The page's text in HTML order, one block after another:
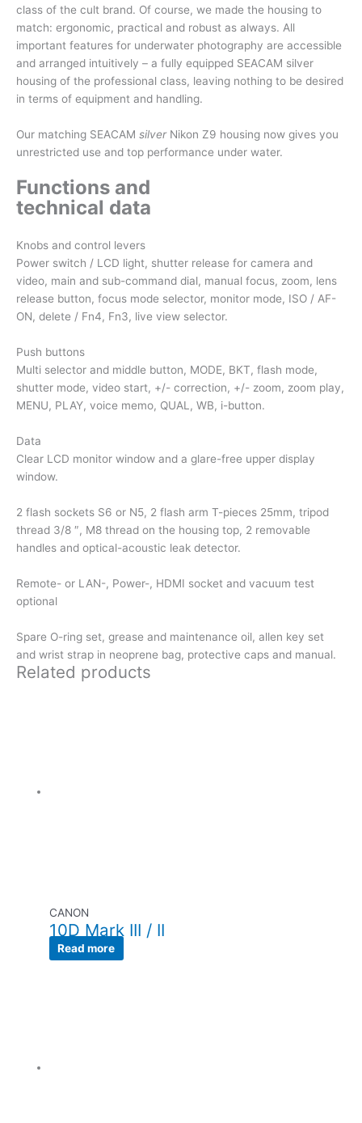
class of the cult brand. Of course, we made the housing to
match: ergonomic, practical and robust as always. All
important features for underwater photography are accessible
and arranged intuitively – a fully equipped SEACAM silver
housing of the professional class, leaving nothing to be desired
in terms of equipment and handling.
Our matching SEACAM silverNikon Z9 housing now gives you
unrestricted use and top performance under water.
Functions and
technical data
Knobs and control levers
Power switch / LCD light, shutter release for camera and
video, main and sub-command dial, manual focus, zoom, lens
release button, focus mode selector, monitor mode, ISO / AF-
ON, delete / Fn4, Fn3, live view selector.
Push buttons
Multi selector and middle button, MODE, BKT, flash mode,
shutter mode, video start, +/- correction, +/- zoom, zoom play,
MENU, PLAY, voice memo, QUAL, WB, i-button.
Data
Clear LCD monitor window and a glare-free upper display
window.
2 flash sockets S6 or N5, 2 flash arm T-pieces 25mm, tripod
thread 3/8 ″, M8 thread on the housing top, 2 removable
handles and optical-acoustic leak detector.
Remote- or LAN-, Power-, HDMI socket and vacuum test
optional
Spare O-ring set, grease and maintenance oil, allen key set
and wrist strap in neoprene bag, protective caps and manual.
Related products
CANON
10D Mark III / II
Read more